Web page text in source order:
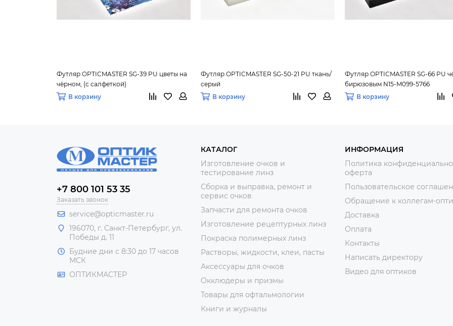
Футляр OPTICMASTER SG-39 PU цветы на
чёрном, (с салфеткой)
В корзину
Футляр OPTICMASTER SG-50-21 PU ткань/
серый
В корзину
Футляр OPTICMASTER SG-66 PU
бирюзовым N15-M099-5766
В корзину
+7 800 101 53 35
Заказать звонок
service@opticmaster.ru
196070, г. Санкт-Петербург, ул.
Победы д. 11
Будние дни с 8:30 до 17 часов
МСК
ОПТИКМАСТЕР
КАТАЛОГ
Изготовление очков и
тестирование линз
Сборка и выправка, ремонт и
сервис очков
Запчасти для ремонта очков
Изготовление рецептурных линз
Покраска полимерных линз
Растворы, жидкости, клеи, пасты
Аксессуары для очков
Окклюдеры и призмы
Товары для офтальмологии
Книги и журналы
ИНФОРМАЦИЯ
Политика
оферта
Пользовательское
Обращение к коллегам-
Доставка
Оплата
Контакты
Написать директору
Видео для оптиков